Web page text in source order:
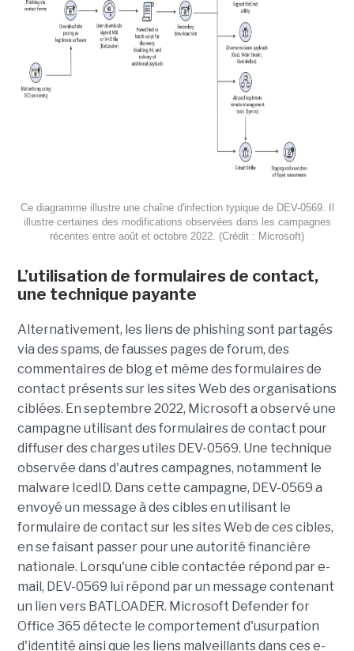
Ce diagramme illustre une chaîne d'infection typique de DEV-0569. Il
illustre certaines des modifications observées dans les campagnes
récentes entre août et octobre 2022. (Crédit : Microsoft)
L’utilisation de formulaires de contact,
une technique payante
Alternativement, les liens de phishing sont partagés
via des spams, de fausses pages de forum, des
commentaires de blog et même des formulaires de
contact présents sur les sites Web des organisations
ciblées. En septembre 2022, Microsoft a observé une
campagne utilisant des formulaires de contact pour
diffuser des charges utiles DEV-0569. Une technique
observée dans d'autres campagnes, notamment le
malware IcedID. Dans cette campagne, DEV-0569 a
envoyé un message à des cibles en utilisant le
formulaire de contact sur les sites Web de ces cibles,
en se faisant passer pour une autorité financière
nationale. Lorsqu'une cible contactée répond par e-
mail, DEV-0569 lui répond par un message contenant
un lien vers BATLOADER. Microsoft Defender for
Office 365 détecte le comportement d'usurpation
d'identité ainsi que les liens malveillants dans ces e-